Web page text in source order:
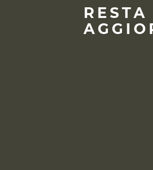
RESTA